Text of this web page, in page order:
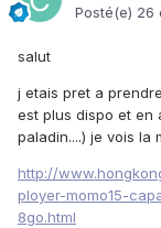
Posté(e) 26
salut
j etais pret a
est plus dispo et en
paladin....) je vois la
http://
ployer-momo15-
8go.html